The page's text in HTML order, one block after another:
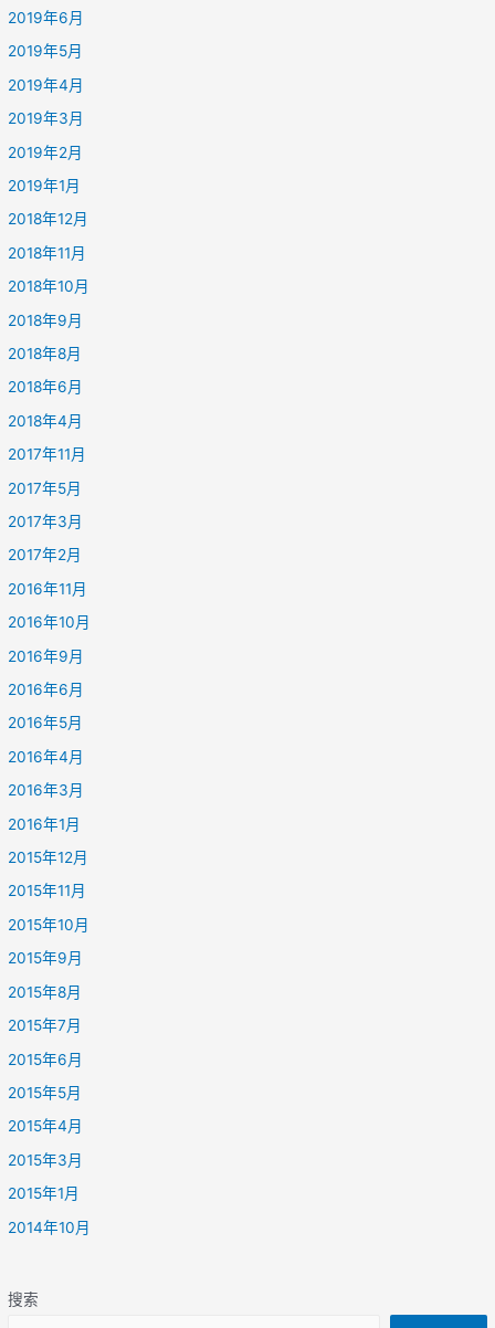
2019年6月
2019年5月
2019年4月
2019年3月
2019年2月
2019年1月
2018年12月
2018年11月
2018年10月
2018年9月
2018年8月
2018年6月
2018年4月
2017年11月
2017年5月
2017年3月
2017年2月
2016年11月
2016年10月
2016年9月
2016年6月
2016年5月
2016年4月
2016年3月
2016年1月
2015年12月
2015年11月
2015年10月
2015年9月
2015年8月
2015年7月
2015年6月
2015年5月
2015年4月
2015年3月
2015年1月
2014年10月
搜索